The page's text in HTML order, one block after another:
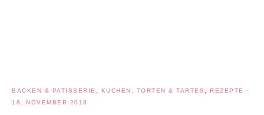
BACKEN & PATISSERIE KUCHEN, TORTEN & TARTES REZEPTE
·
18. NOVEMBER 2018